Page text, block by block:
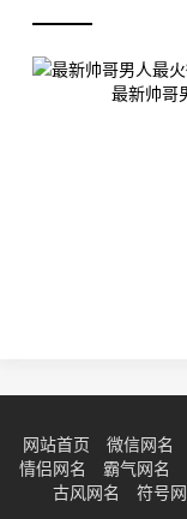
最新帅哥
网站首页 微信网名
情侣网名
霸气网名
古风网名
符号